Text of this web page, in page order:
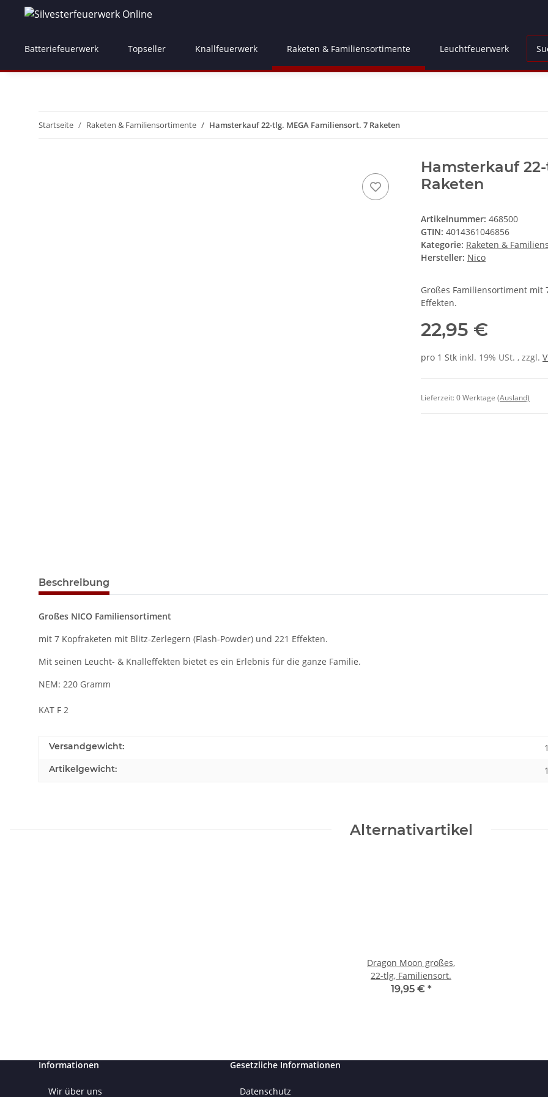
Batteriefeuerwerk Topseller Knallfeuerwerk Raketen & Familiensortimente Leuchtfeuerwerk
Startseite Raketen & Familiensortimente Hamsterkauf 22-tlg. MEGA Familiensort. 7 Raketen
Hamsterkauf
Raketen
Artikelnummer: 468500
GTIN: 4014361046856
Kategorie: Raketen &
Hersteller: Nico
Großes Familiensortiment mit
Effekten.
22,95 €
pro 1 Stk inkl. 19% USt. , zzgl.
Lieferzeit:0 Werktage (Ausland)
Beschreibung
Großes NICO Familiensortiment
mit 7 Kopfraketen mit Blitz-Zerlegern (Flash-Powder) und 221 Effekten.
Mit seinen Leucht- & Knalleffekten bietet es ein Erlebnis für die ganze Familie.
NEM: 220 Gramm
KAT F 2
Versandgewicht:
Artikelgewicht:
Alternativartikel
Dragon Moon großes,
22-tlg, Familiensort.
19,95 € *
Informationen
Wir über uns
Gesetzliche Informationen
Datenschutz